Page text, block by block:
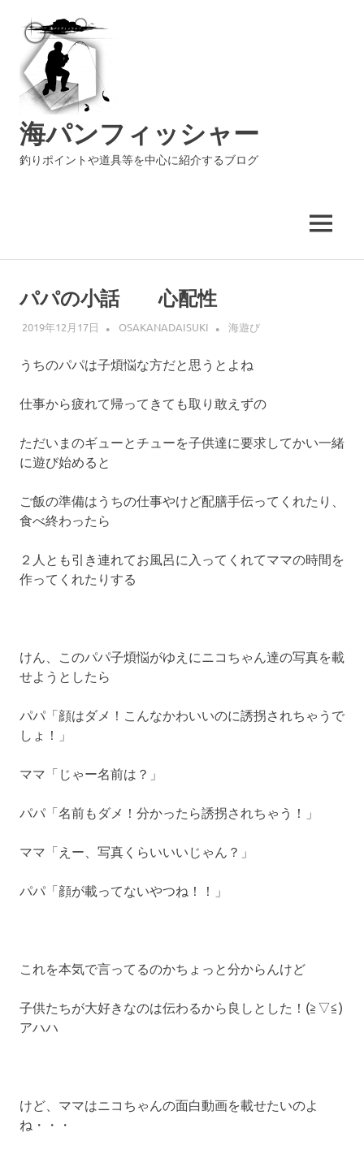
海パンフィッシャー
釣りポイントや道具等を中心に紹介するブログ
MENU
パパの小話 心配性
2019年12月17日 OSAKANADAISUKI 海遊び
うちのパパは子煩悩な方だと思うとよね
仕事から疲れて帰ってきても取り敢えずの
ただいまのギューとチューを子供達に要求してかい一緒
に遊び始めると
ご飯の準備はうちの仕事やけど配膳手伝ってくれたり、
食べ終わったら
２人とも引き連れてお風呂に入ってくれてママの時間を
作ってくれたりする
けん、このパパ子煩悩がゆえにニコちゃん達の写真を載
せようとしたら
パパ「顔はダメ！こんなかわいいのに誘拐されちゃうで
しょ！」
ママ「じゃー名前は？」
パパ「名前もダメ！分かったら誘拐されちゃう！」
ママ「えー、写真くらいいいじゃん？」
パパ「顔が載ってないやつね！！」
これを本気で言ってるのかちょっと分からんけど
子供たちが大好きなのは伝わるから良しとした！(≧▽≦)
アハハ
けど、ママはニコちゃんの面白動画を載せたいのよ
ね・・・